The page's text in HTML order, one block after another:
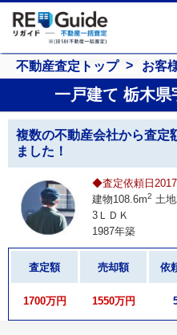
不動産査定トップ お客
一戸建て 栃木
複数の不動産会社から査定
ました！
◆査定依頼日2017
建物108.6m2 土
3ＬＤＫ
1987年築
査定額 売却額 依
1700万円 1550万円